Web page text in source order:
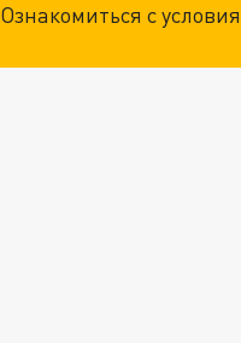
Ознакомиться с